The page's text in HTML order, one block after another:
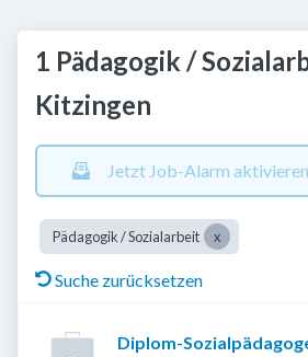
1 Pädagogik /
Kitzingen
Jetzt Job-Alarm
Pädagogik / Sozialarbeit
Suche zurücksetzen
Diplom-